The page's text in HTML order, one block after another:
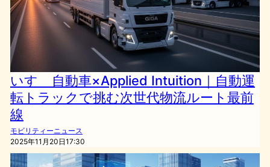
いすゞ自動車×Applied Intuition｜自動運
転トラックで挑む次世代物流ルート最前
線
モビリティーニュース
2025年11月20日17:30